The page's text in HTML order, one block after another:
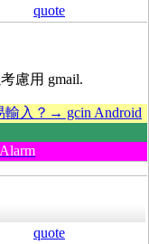
quote
慮用 gmail.
輸入？→ gcin Android
quote